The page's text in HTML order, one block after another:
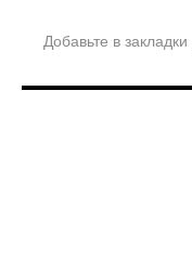
Добавьте в закладки